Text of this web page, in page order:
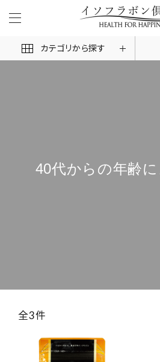
カテゴリから探す
ご利用規約
プライバシーポリシー
40代からの年齢
全3件